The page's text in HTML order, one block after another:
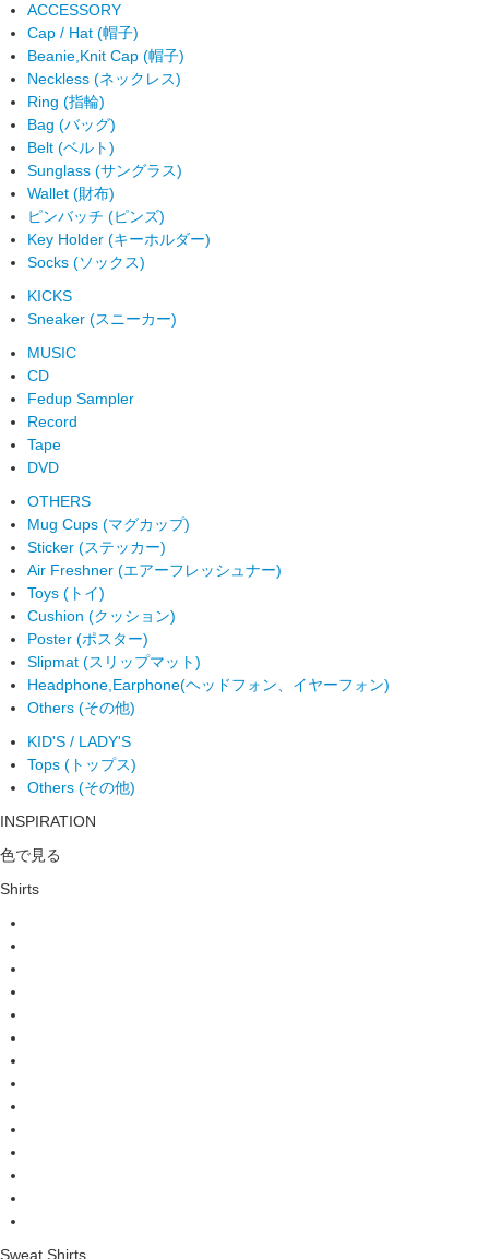
ACCESSORY
Cap / Hat (帽子)
Beanie,Knit Cap (帽子)
Neckless (ネックレス)
Ring (指輪)
Bag (バッグ)
Belt (ベルト)
Sunglass (サングラス)
Wallet (財布)
ピンバッチ (ピンズ)
Key Holder (キーホルダー)
Socks (ソックス)
KICKS
Sneaker (スニーカー)
MUSIC
CD
Fedup Sampler
Record
Tape
DVD
OTHERS
Mug Cups (マグカップ)
Sticker (ステッカー)
Air Freshner (エアーフレッシュナー)
Toys (トイ)
Cushion (クッション)
Poster (ポスター)
Slipmat (スリップマット)
Headphone,Earphone(ヘッドフォン、イヤーフォン)
Others (その他)
KID'S / LADY'S
Tops (トップス)
Others (その他)
INSPIRATION
色で見る
Shirts
Sweat Shirts